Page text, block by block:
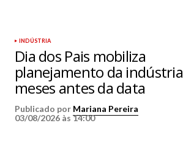
INDÚSTRIA
Dia dos Pais mobiliza
planejamento da indústria
meses antes da data
Publicado por Mariana Pereira
03/08/2026 às 14:00